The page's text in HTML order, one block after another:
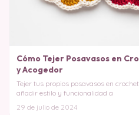
Cómo Tejer Posavasos en
y Acogedor
Tejer tus propios posavasos en
añadir estilo y funcionalidad a
29 de julio de 2024